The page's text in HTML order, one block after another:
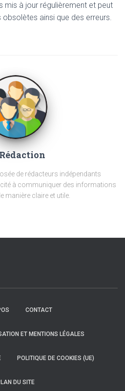
mis à jour régulièrement et peut
ainsi que des erreurs.
de rédacteurs indépendants
à communiquer des informations
manière claire et utile.
CONTACT
ET MENTIONS LÉGALES
POLITIQUE DE COOKIES (UE)
DU SITE